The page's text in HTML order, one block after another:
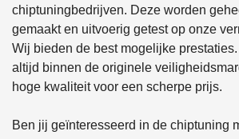
chiptuningbedrijven. Deze worden
gemaakt en uitvoerig getest op onze
Wij bieden de best mogelijke
altijd binnen de originele
hoge kwaliteit voor een scherpe prijs.
Ben jij geïnteresseerd in de chiptuning